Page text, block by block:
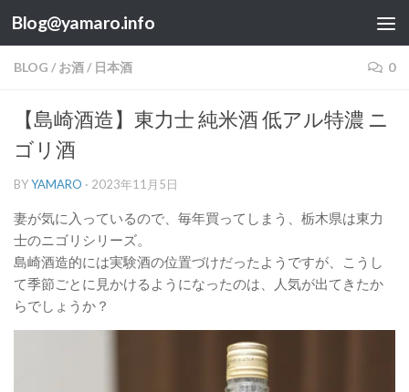
コンテンツへスキップ
Blog@yamaro.info
BLOG / お酒/ 日本酒 0
【島崎酒造】東力士 純米酒 低アル特濃 ニ
ゴリ酒
BYYAMARO · 2023年11月5日
妻が気に入っているので、毎年買ってしまう、栃木県は東力
士のニゴリシリーズ。
島崎酒造的には実験酒の位置づけだったようですが、こうし
て季節ごとに見かけるようになったのは、人気が出てきたか
らでしょうか？